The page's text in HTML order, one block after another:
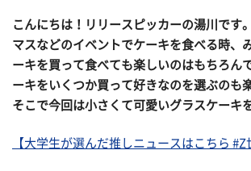
こんにちは！リリースピッカーの湯川です
マスなどのイベントでケーキを食べる時、
ーキを買って食べても楽しいのはもちろん
ーキをいくつか買って好きなのを選ぶのも
そこで今回は小さくて可愛いグラスケーキ
【大学生が選んだ推しニュースはこちら #Z